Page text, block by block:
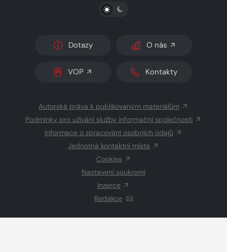
PŘEPNOUT SVĚTLÝ/TMAVÝ REŽIM
Dotazy O nás
VOP Kontakty
Autorská práva k publikovaným materiálům
Podmínky pro užívání služby informační společnosti
Informace o zpracování osobních údajů
Jednotná kontaktní místa
Cookies
Nastavení soukromí
Inzerce
Redakce